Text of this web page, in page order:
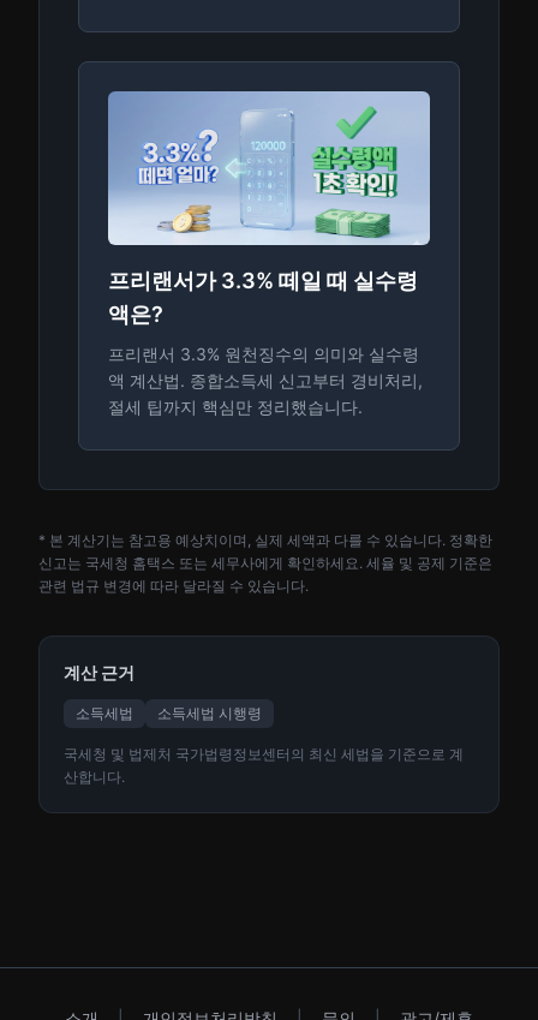
프리랜서가 3.3% 떼일 때 실수령
액은?
프리랜서 3.3% 원천징수의 의미와 실수령
액 계산법. 종합소득세 신고부터 경비처리,
절세 팁까지 핵심만 정리했습니다.
* 본 계산기는 참고용 예상치이며, 실제 세액과 다를 수 있습니다. 정확한
신고는 국세청 홈택스 또는 세무사에게 확인하세요. 세율 및 공제 기준은
관련 법규 변경에 따라 달라질 수 있습니다.
계산 근거
소득세법 소득세법 시행령
국세청 및 법제처 국가법령정보센터의 최신 세법을 기준으로 계
산합니다.